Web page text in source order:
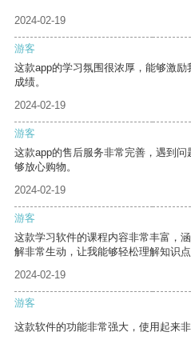
2024-02-19
游客
这款app的学习氛围很浓厚，能够激
成绩。
2024-02-19
游客
这款app的售后服务非常完善，遇到
够放心购物。
2024-02-19
游客
这款学习软件的课程内容非常丰富，
解非常生动，让我能够轻松理解知识点
2024-02-19
游客
这款软件的功能非常强大，使用起来非